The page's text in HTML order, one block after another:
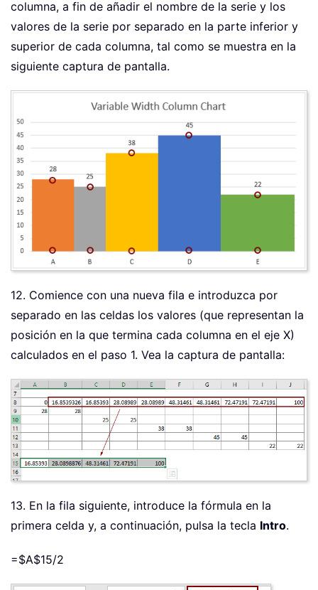
columna, a fin de añadir el nombre de la serie y los
valores de la serie por separado en la parte inferior y
superior de cada columna, tal como se muestra en la
siguiente captura de pantalla.
12. Comience con una nueva fila e introduzca por
separado en las celdas los valores (que representan la
posición en la que termina cada columna en el eje X)
calculados en el paso 1. Vea la captura de pantalla:
13. En la fila siguiente, introduce la fórmula en la
primera celda y, a continuación, pulsa la tecla Intro.
=$A$15/2